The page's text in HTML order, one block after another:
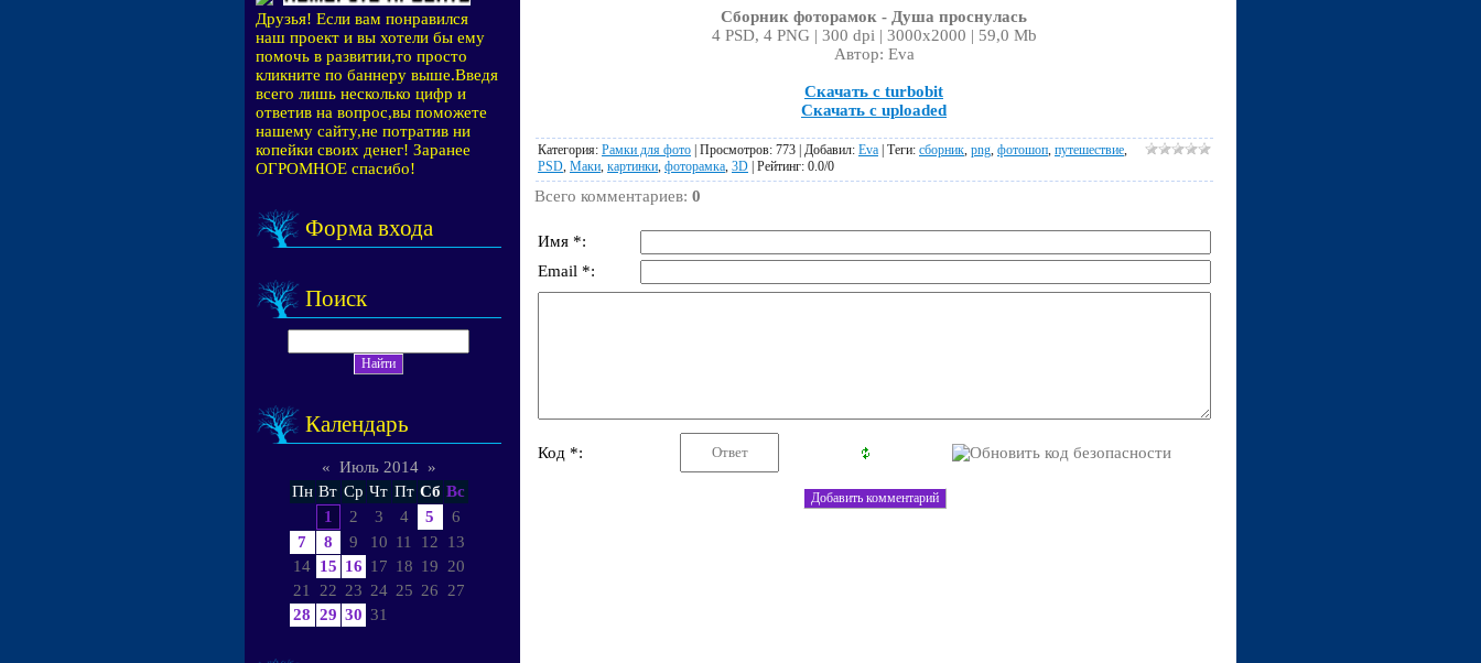
Друзья! Если вам понравился
наш проект и вы хотели бы ему
помочь в развитии,то просто
кликните по баннеру выше.Введя
всего лишь несколько цифр и
ответив на вопрос,вы поможете
нашему сайту,не потратив ни
копейки своих денег! Заранее
ОГРОМНОЕ спасибо!
Форма входа
Поиск
Календарь
« Июль 2014 »
Пн Вт Ср Чт Пт Сб Вс
1
2 3 4 5
6
7
8 9 10 11 12
13
14 15 16 17 18 19
20
21
22 23 24 25 26
27
28 29 30 31
Сборник фоторамок - Душа проснулась
4 PSD, 4 PNG | 300 dpi | 3000x2000 | 59,0 Mb
Автор: Eva
Скачать с turbobit
Скачать с uploaded
Категория: Рамки для фото | Просмотров: 773 | Добавил: Eva | Теги: сборник png фотошоп путешествие
PSD Маки картинки фоторамка 3D | Рейтинг: 0.0/0
Всего комментариев: 0
Имя *:
Email *:
Код *: